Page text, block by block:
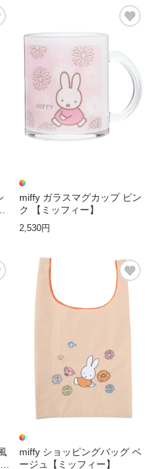
miffy ガラスマグカップ ピン
ク 【ミッフィー】
2,530円
miffy ショッピングバッグ ベ
ージュ【ミッフィー】